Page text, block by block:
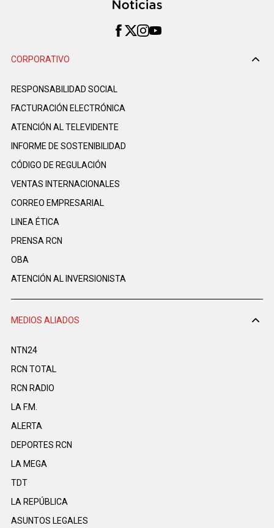
CORPORATIVO
RESPONSABILIDAD SOCIAL
FACTURACIÓN ELECTRÓNICA
ATENCIÓN AL TELEVIDENTE
INFORME DE SOSTENIBILIDAD
CÓDIGO DE REGULACIÓN
VENTAS INTERNACIONALES
CORREO EMPRESARIAL
LINEA ÉTICA
PRENSA RCN
OBA
ATENCIÓN AL INVERSIONISTA
MEDIOS ALIADOS
NTN24
RCN TOTAL
RCN RADIO
LA F.M.
ALERTA
DEPORTES RCN
LA MEGA
TDT
LA REPÚBLICA
ASUNTOS LEGALES